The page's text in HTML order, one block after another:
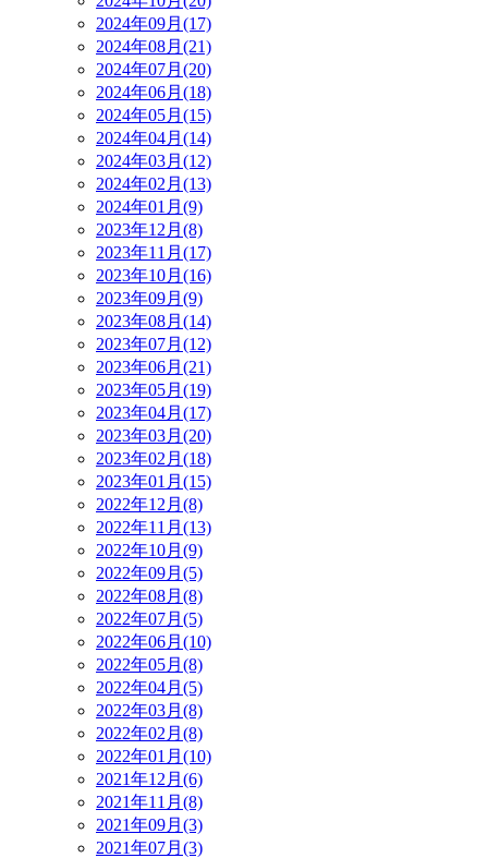
2024年09月(17)
2024年08月(21)
2024年07月(20)
2024年06月(18)
2024年05月(15)
2024年04月(14)
2024年03月(12)
2024年02月(13)
2024年01月(9)
2023年12月(8)
2023年11月(17)
2023年10月(16)
2023年09月(9)
2023年08月(14)
2023年07月(12)
2023年06月(21)
2023年05月(19)
2023年04月(17)
2023年03月(20)
2023年02月(18)
2023年01月(15)
2022年12月(8)
2022年11月(13)
2022年10月(9)
2022年09月(5)
2022年08月(8)
2022年07月(5)
2022年06月(10)
2022年05月(8)
2022年04月(5)
2022年03月(8)
2022年02月(8)
2022年01月(10)
2021年12月(6)
2021年11月(8)
2021年09月(3)
2021年07月(3)